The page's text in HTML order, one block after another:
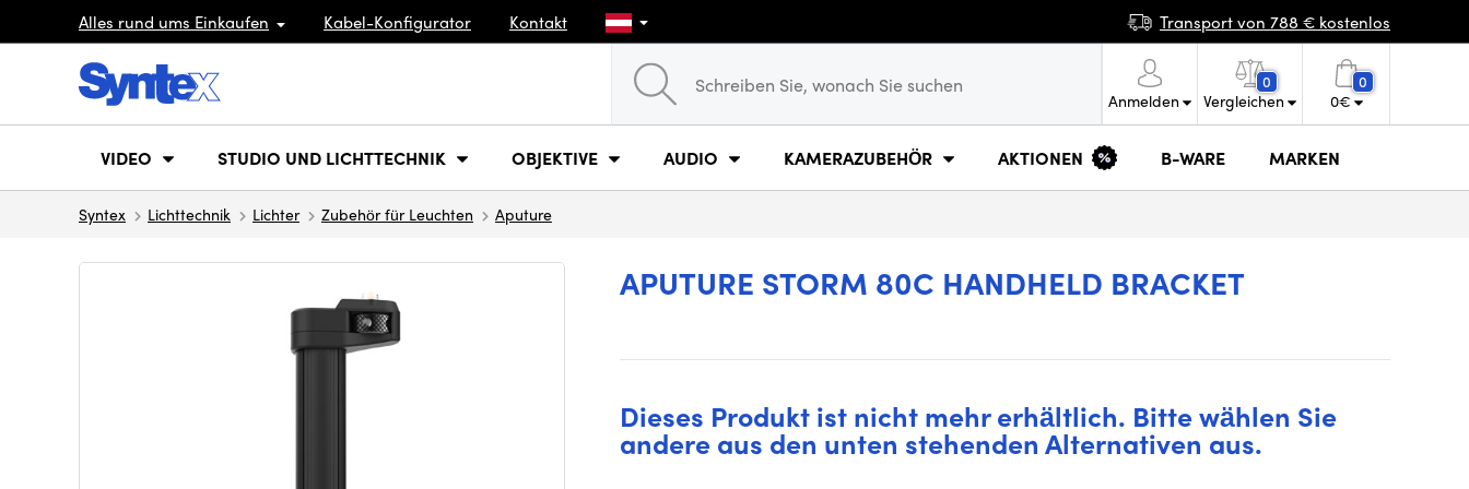
Alles rund ums Einkaufen Kabel-Konfigurator Kontakt Transport von 788 € kostenlos
Anmelden
0
Vergleichen
0
0€
VIDEO STUDIO UND LICHTTECHNIK OBJEKTIVE AUDIO KAMERAZUBEHÖR AKTIONEN B-WARE MARKEN
Syntex Lichttechnik Lichter Zubehör für Leuchten Aputure
APUTURE STORM 80C HANDHELD BRACKET
Dieses Produkt ist nicht mehr erhältlich. Bitte wählen Sie
andere aus den unten stehenden Alternativen aus.